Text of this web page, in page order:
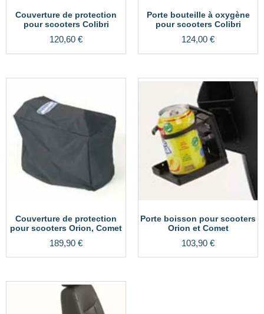
Couverture de protection
pour scooters Colibri
120,60 €
Porte bouteille à oxygène
pour scooters Colibri
124,00 €
Couverture de protection
pour scooters Orion, Comet
189,90 €
Porte boisson pour scooters
Orion et Comet
103,90 €